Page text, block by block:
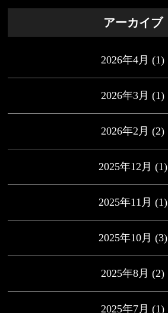
アーカイブ
2026年4月 (1)
2026年3月 (1)
2026年2月 (2)
2025年12月 (1)
2025年11月 (1)
2025年10月 (3)
2025年8月 (2)
2025年7月 (1)